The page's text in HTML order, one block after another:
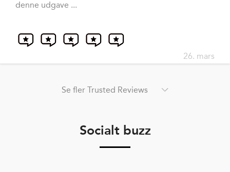
denne udgave ...
26. mars
Se fler Trusted Reviews
Socialt buzz